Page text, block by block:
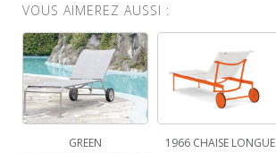
VOUS AIMEREZ AUSSI :
GREEN 1966 CHAISE LONGUE